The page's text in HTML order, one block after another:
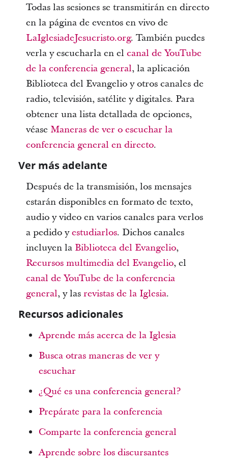
Todas las sesiones se transmitirán en directo
en la página de eventos en vivo de
LaIglesiadeJesucristo.org. También puedes
verla y escucharla en el canal de YouTube
de la conferencia general, la aplicación
Biblioteca del Evangelio y otros canales de
radio, televisión, satélite y digitales. Para
obtener una lista detallada de opciones,
véase Maneras de ver o escuchar la
conferencia general en directo.
Ver más adelante
Después de la transmisión, los mensajes
estarán disponibles en formato de texto,
audio y video en varios canales para verlos
a pedido yestudiarlos. Dichos canales
incluyen la Biblioteca del Evangelio,
Recursos multimedia del Evangelio,el
canal de YouTube de la conferencia
general, y las revistas de la Iglesia.
Recursos adicionales
Aprende más acerca de la Iglesia
Busca otras maneras de ver y
escuchar
¿Qué es una conferencia general?
Prepárate para la conferencia
Comparte la conferencia general
Aprende sobre los discursantes